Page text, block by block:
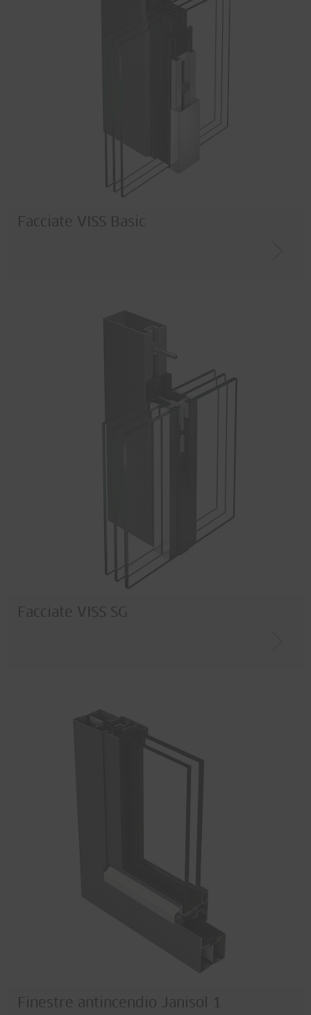
Facciate VISS Basic
Facciate VISS SG
Finestre antincendio Janisol 1